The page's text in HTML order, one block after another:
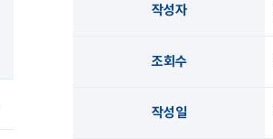
작성자
조회수
작성일